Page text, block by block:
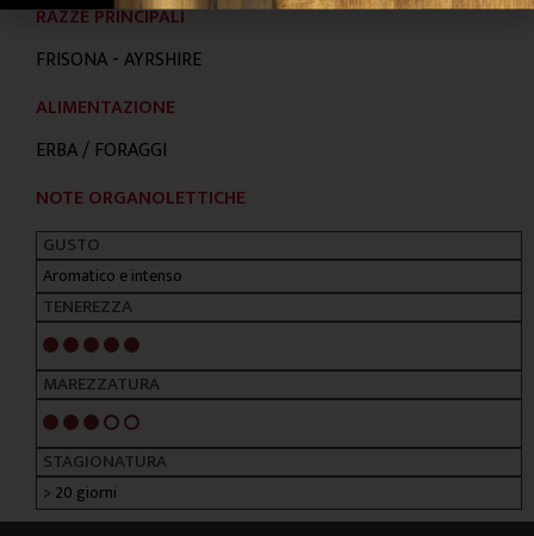
RAZZE PRINCIPALI
FRISONA - AYRSHIRE
ALIMENTAZIONE
ERBA / FORAGGI
NOTE ORGANOLETTICHE
GUSTO
Aromatico e intenso
TENEREZZA
5/5
MAREZZATURA
3/5
STAGIONATURA
> 20 giorni